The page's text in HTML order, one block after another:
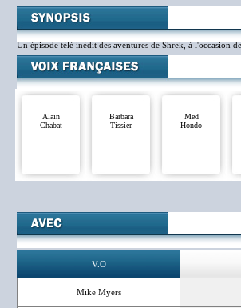
Un épisode télé inédit des aventures de Shrek, à l'occasion
Alain
Chabat
Barbara
Tissier
Med
Hondo
V.O
Mike Myers